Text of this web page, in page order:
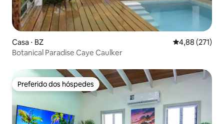
Casa ⋅ BZ 4,88 de uma
4,88 (271)
Botanical Paradise Caye Caulker
Preferido dos hóspedes
Preferido dos hóspedes